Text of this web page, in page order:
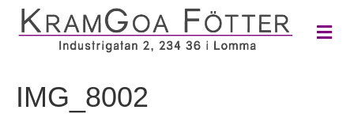
M
e
IMG_8002